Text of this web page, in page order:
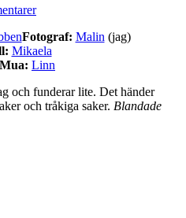
Fotograf: Malin (jag)
Mikaela
Linn
och funderar lite. Det händer
och tråkiga saker. Blandade